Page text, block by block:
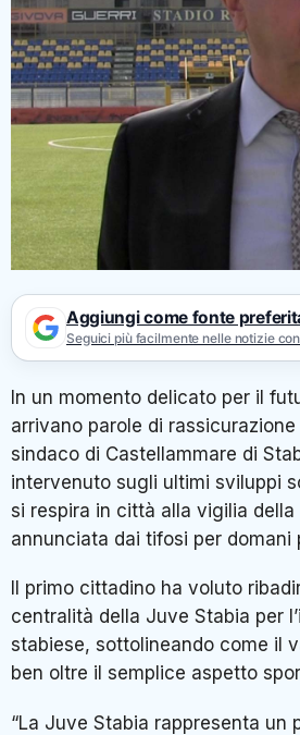
Aggiungi come fonte
Seguici più facilmente nelle notizie
In un momento delicato per il
arrivano parole di
sindaco di Castellammare di
intervenuto sugli ultimi sviluppi
si respira in città alla vigilia
annunciata dai tifosi per domani
Il primo cittadino ha voluto
centralità della Juve Stabia per
stabiese, sottolineando come il
ben oltre il semplice aspetto
“La Juve Stabia rappresenta un